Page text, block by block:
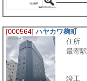
[000564] ハヤカワ麹町
住所
最寄駅
竣工